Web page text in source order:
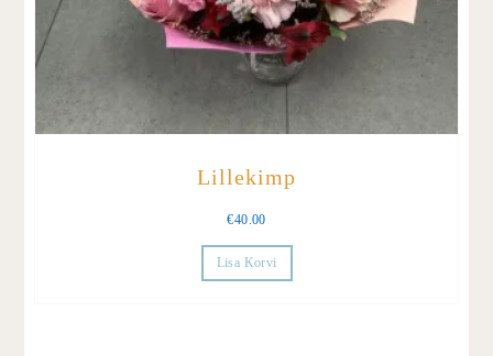
Lillekimp
€40.00
Lisa Korvi